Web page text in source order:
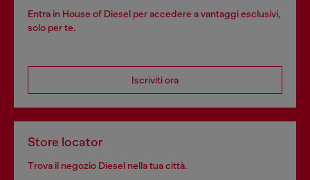
Entra in House of Diesel per accedere a vantaggi esclusivi,
solo per te.
Iscriviti ora
Store locator
Trova il negozio Diesel nella tua città.